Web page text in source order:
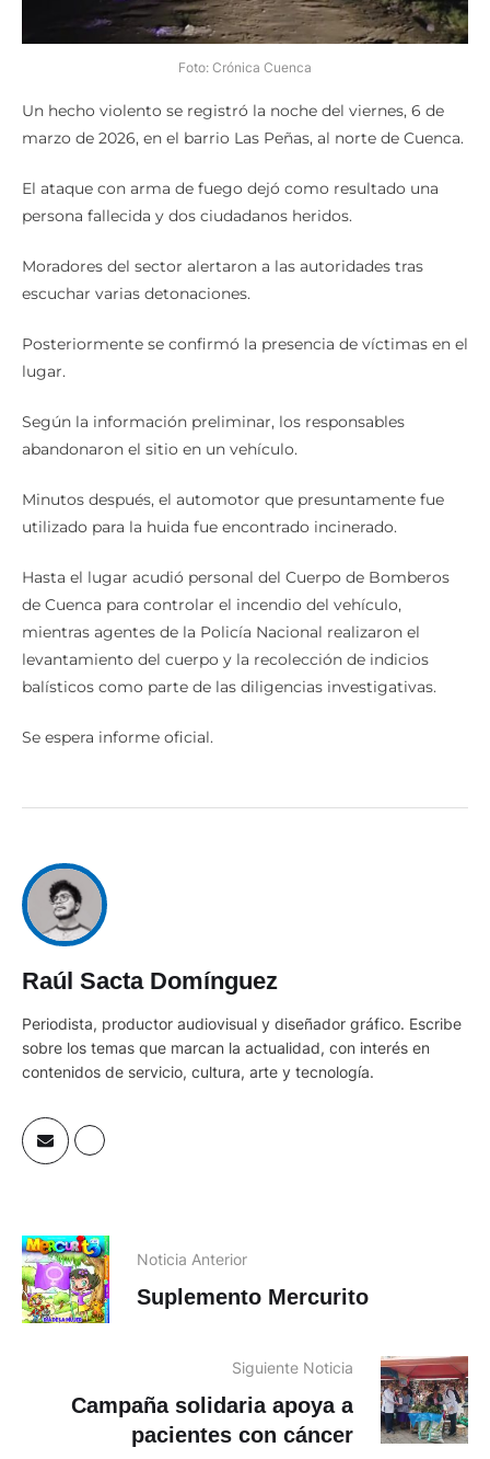
Foto: Crónica Cuenca
Un hecho violento se registró la noche del viernes, 6 de
marzo de 2026, en el barrio Las Peñas, al norte de Cuenca.
El ataque con arma de fuego dejó como resultado una
persona fallecida y dos ciudadanos heridos.
Moradores del sector alertaron a las autoridades tras
escuchar varias detonaciones.
Posteriormente se confirmó la presencia de víctimas en el
lugar.
Según la información preliminar, los responsables
abandonaron el sitio en un vehículo.
Minutos después, el automotor que presuntamente fue
utilizado para la huida fue encontrado incinerado.
Hasta el lugar acudió personal del Cuerpo de Bomberos
de Cuenca para controlar el incendio del vehículo,
mientras agentes de la Policía Nacional realizaron el
levantamiento del cuerpo y la recolección de indicios
balísticos como parte de las diligencias investigativas.
Se espera informe oficial.
Raúl Sacta Domínguez
Periodista, productor audiovisual y diseñador gráfico. Escribe
sobre los temas que marcan la actualidad, con interés en
contenidos de servicio, cultura, arte y tecnología.
Noticia Anterior
Suplemento Mercurito
Siguiente Noticia
Campaña solidaria apoya a
pacientes con cáncer